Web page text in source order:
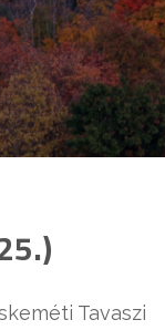
Tavaszi